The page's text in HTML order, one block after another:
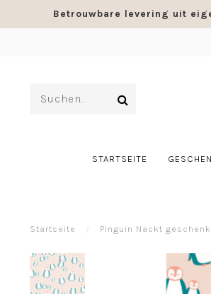
Betrouwbare levering uit
STARTSEITE
Startseite / Pinguin Nackt